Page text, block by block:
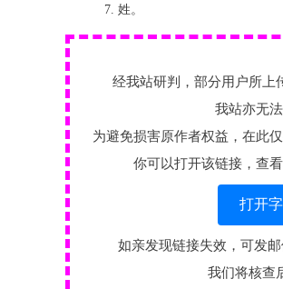
姓。
经我站研判，部分用户所上
我站亦无
为避免损害原作者权益，在此
你可以打开该链接，查
打开
如亲发现链接失效，可发
我们将核查